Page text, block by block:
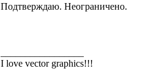
Подтверждаю. Неограничено.
I love vector graphics!!!